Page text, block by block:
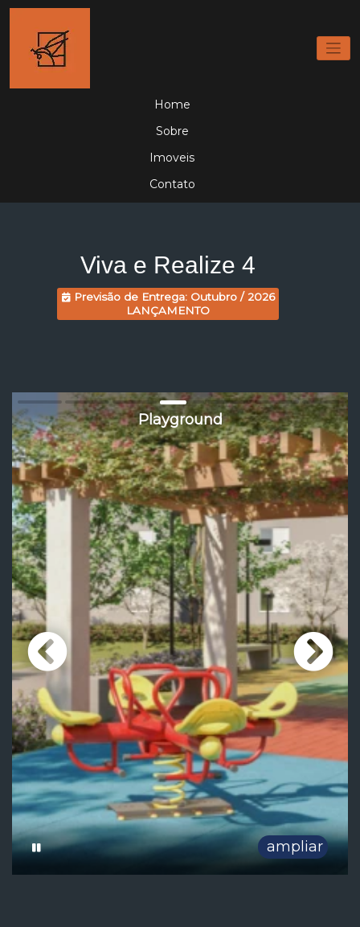
Home
Sobre
Imoveis
Contato
Viva e Realize 4
Previsão de Entrega: Outubro / 2026
LANÇAMENTO
Playground
ampliar